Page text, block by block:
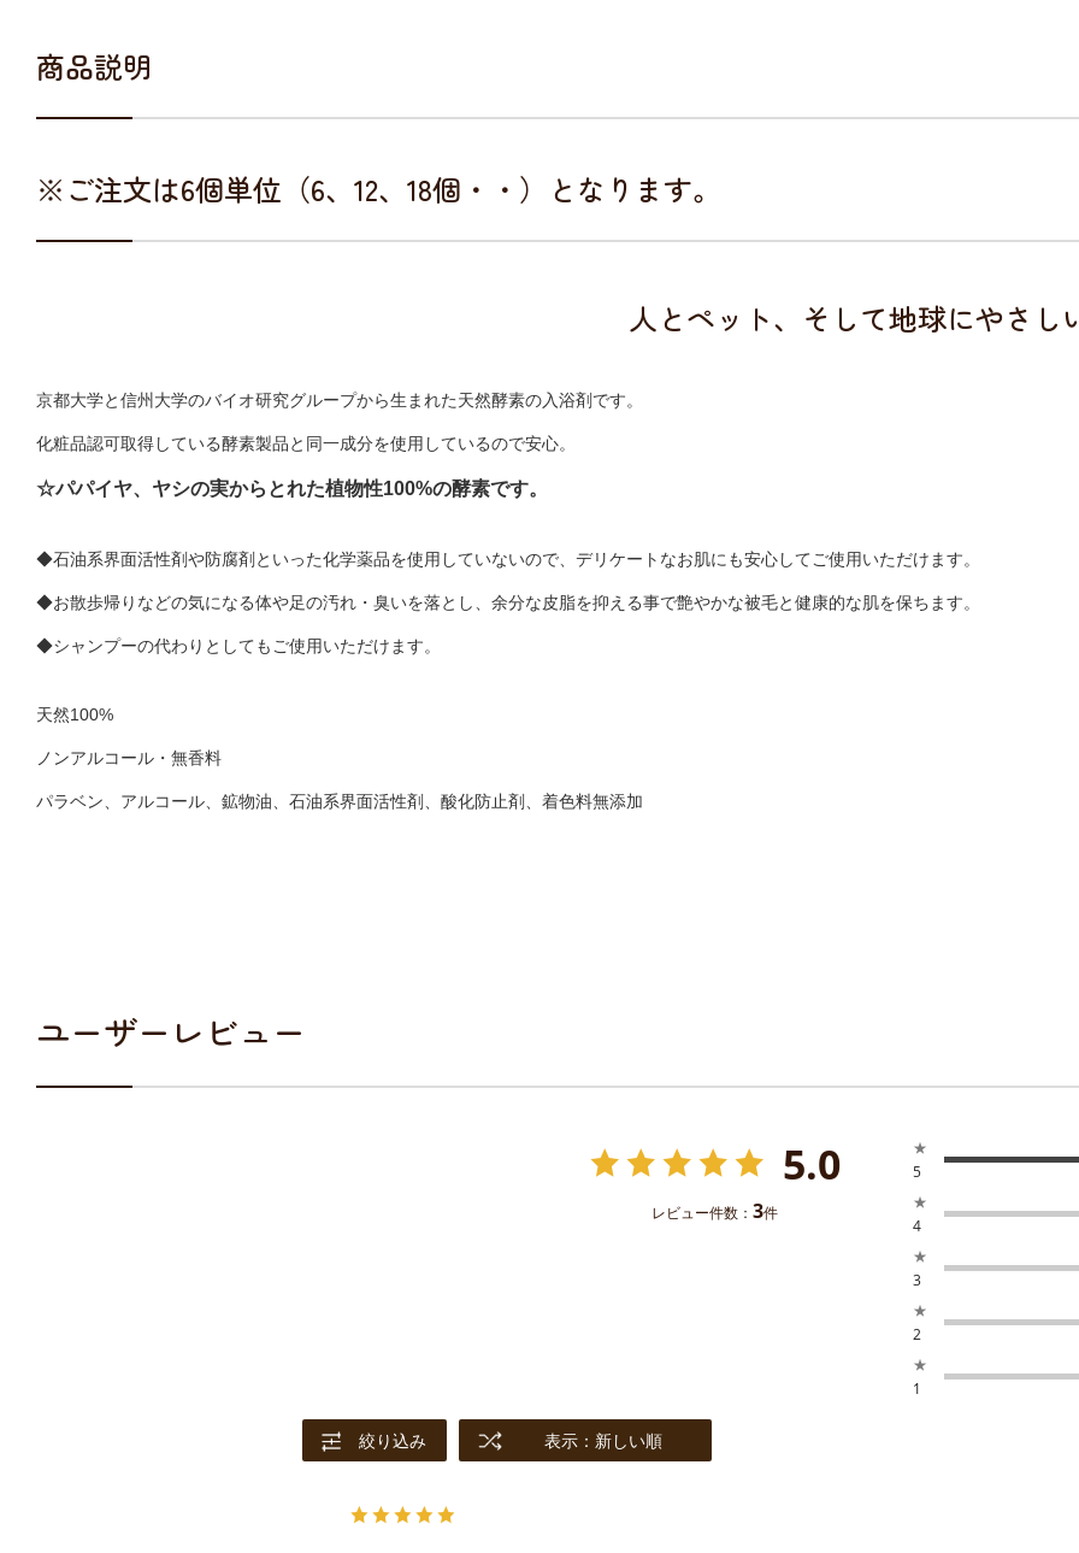
商品説明
※ご注文は6個単位（6、12、18個・・）となります。
人とペット、そして地球にやさし
京都大学と信州大学のバイオ研究グループから生まれた天然酵素の入浴剤です。
化粧品認可取得している酵素製品と同一成分を使用しているので安心。
☆パパイヤ、ヤシの実からとれた植物性100%の酵素です。
◆石油系界面活性剤や防腐剤といった化学薬品を使用していないので、デリケートなお肌にも安心してご使用いただけます。
◆お散歩帰りなどの気になる体や足の汚れ・臭いを落とし、余分な皮脂を抑える事で艶やかな被毛と健康的な肌を保ちます。
◆シャンプーの代わりとしてもご使用いただけます。
天然100%
ノンアルコール・無香料
パラベン、アルコール、鉱物油、石油系界面活性剤、酸化防止剤、着色料無添加
ユーザーレビュー
5.0
レビュー件数： 3件
★
5
★
4
★
3
★
2
★
1
絞り込み 表示：新しい順